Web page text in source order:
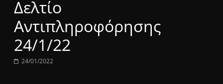
1431AM
Δελτίο
Αντιπληροφόρησης
24/1/22
24/01/2022